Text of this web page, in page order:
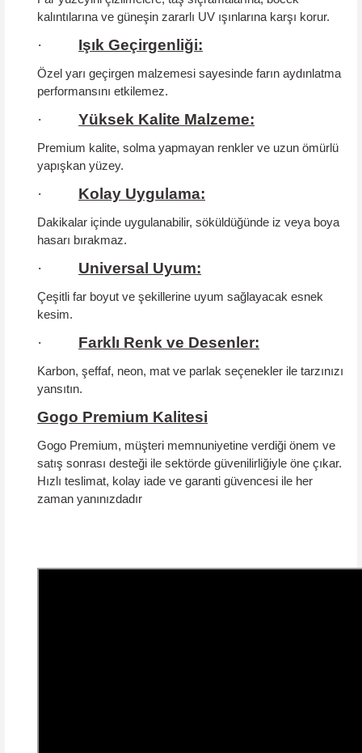
kalıntılarına ve güneşin zararlı UV ışınlarına karşı korur.
· Işık Geçirgenliği:
Özel yarı geçirgen malzemesi sayesinde farın aydınlatma
performansını etkilemez.
· Yüksek Kalite Malzeme:
Premium kalite, solma yapmayan renkler ve uzun ömürlü
yapışkan yüzey.
· Kolay Uygulama:
Dakikalar içinde uygulanabilir, söküldüğünde iz veya boya
hasarı bırakmaz.
· Universal Uyum:
Çeşitli far boyut ve şekillerine uyum sağlayacak esnek
kesim.
· Farklı Renk ve Desenler:
Karbon, şeffaf, neon, mat ve parlak seçenekler ile tarzınızı
yansıtın.
Gogo Premium Kalitesi
Gogo Premium, müşteri memnuniyetine verdiği önem ve
satış sonrası desteği ile sektörde güvenilirliğiyle öne çıkar.
Hızlı teslimat, kolay iade ve garanti güvencesi ile her
zaman yanınızdadır